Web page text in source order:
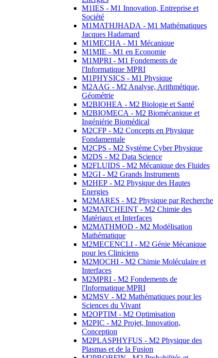
M1IES - M1 Innovation, Entreprise et
Société
M1MATHJHADA - M1 Mathématiques
Jacques Hadamard
M1MECHA - M1 Mécanique
M1MIE - M1 en Economie
M1MPRI - M1 Fondements de
l'Informatique MPRI
M1PHYSICS - M1 Physique
M2AAG - M2 Analyse, Arithmétique,
Géométrie
M2BIOHEA - M2 Biologie et Santé
M2BIOMECA - M2 Biomécanique et
Ingéniérie Biomédical
M2CFP - M2 Concepts en Physique
Fondamentale
M2CPS - M2 Système Cyber Physique
M2DS - M2 Data Science
M2FLUIDS - M2 Mécanique des Fluides
M2GI - M2 Grands Instruments
M2HEP - M2 Physique des Hautes
Energies
M2MARES - M2 Physique par Recherche
M2MATCHEINT - M2 Chimie des
Matériaux et Interfaces
M2MATHMOD - M2 Modélisation
Mathématique
M2MECENCLI - M2 Génie Mécanique
pour les Cliniciens
M2MOCHI - M2 Chimie Moléculaire et
Interfaces
M2MPRI - M2 Fondements de
l'Informatique MPRI
M2MSV - M2 Mathématiques pour les
Sciences du Vivant
M2OPTIM - M2 Optimisation
M2PIC - M2 Projet, Innovation,
Conception
M2PLASPHYFUS - M2 Physique des
Plasmas et de la Fusion